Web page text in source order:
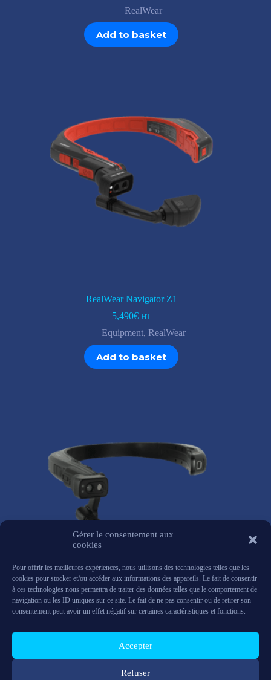
Gérer le consentement aux
cookies
Pour offrir les meilleures expériences, nous utilisons des technologies telles que les
cookies pour stocker et/ou accéder aux informations des appareils. Le fait de consentir
à ces technologies nous permettra de traiter des données telles que le comportement de
navigation ou les ID uniques sur ce site. Le fait de ne pas consentir ou de retirer son
consentement peut avoir un effet négatif sur certaines caractéristiques et fonctions.
Accepter
Refuser
RealWear
Add to basket
RealWear Navigator Z1
5,490€ HT
Equipment, RealWear
Add to basket